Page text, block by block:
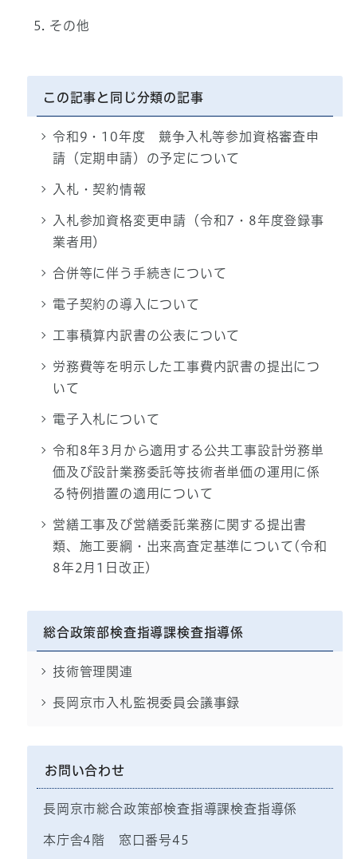
その他
この記事と同じ分類の記事
令和9・10年度 競争入札等参加資格審査申
請（定期申請）の予定について
入札・契約情報
入札参加資格変更申請（令和7・8年度登録事
業者用）
合併等に伴う手続きについて
電子契約の導入について
工事積算内訳書の公表について
労務費等を明示した工事費内訳書の提出につ
いて
電子入札について
令和8年3月から適用する公共工事設計労務単
価及び設計業務委託等技術者単価の運用に係
る特例措置の適用について
営繕工事及び営繕委託業務に関する提出書
類、施工要綱・出来高査定基準について(令和
8年2月1日改正)
総合政策部検査指導課検査指導係
技術管理関連
長岡京市入札監視委員会議事録
お問い合わせ
長岡京市総合政策部検査指導課検査指導係
本庁舎4階 窓口番号45